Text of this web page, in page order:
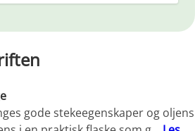
gode stekeegenskaper og oljens